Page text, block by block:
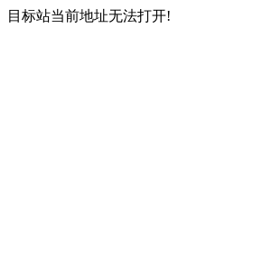
目标站当前地址无法打开!